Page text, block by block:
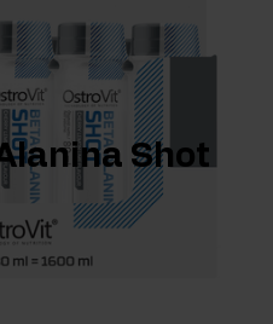
Shot